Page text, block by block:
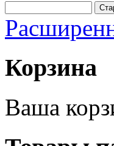
Корзина
Ваша